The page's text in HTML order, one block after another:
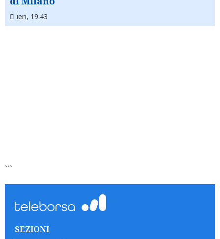
ieri, 19.43
```
SEZIONI